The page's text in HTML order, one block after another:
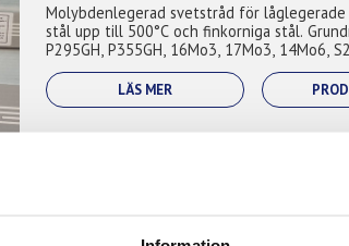
Molybdenlegerad svetstråd för
stål upp till 500°C och finkorniga stål. Grundmaterial:
P295GH, P355GH, 16Mo3, 17Mo3, 14Mo6,
A210, A285, A335, A516, S27...
LÄS MER
Low alloy copper-coated solid wire